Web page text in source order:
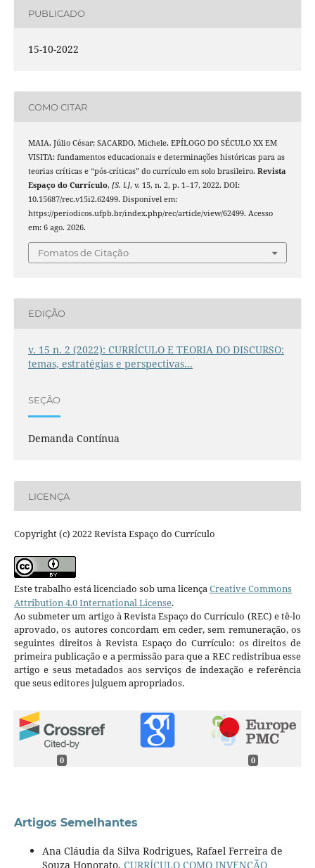
PUBLICADO
15-10-2022
COMO CITAR
MAIA, Júlio César; SACARDO, Michele. EPÍLOGO DO SÉCULO XX EM
VISITA: fundamentos educacionais e determinações históricas para as
teorias críticas e “pós-críticas” do currículo em solo brasileiro. Revista
Espaço do Currículo, [S. l.], v. 15, n. 2, p. 1–17, 2022. DOI:
10.15687/rec.v15i2.62499. Disponível em:
https://periodicos.ufpb.br/index.php/rec/article/view/62499. Acesso
em: 6 ago. 2026.
Fomatos de Citação
EDIÇÃO
v. 15 n. 2 (2022): CURRÍCULO E TEORIA DO DISCURSO:
temas, estratégias e perspectivas...
SEÇÃO
Demanda Contínua
LICENÇA
Copyright (c) 2022 Revista Espaço do Currículo
Este trabalho está licenciado sob uma licençaCreative Commons
Attribution 4.0 International License.
Ao submeter um artigo à Revista Espaço do Currículo (REC) e tê-lo
aprovado, os autores concordam em ceder, sem remuneração, os
seguintes direitos à Revista Espaço do Currículo: os direitos de
primeira publicação e a permissão para que a REC redistribua esse
artigo e seus metadados aos serviços de indexação e referência
que seus editores julguem apropriados.
0 0
Artigos Semelhantes
Ana Cláudia da Silva Rodrigues, Rafael Ferreira de
Souza Honorato, CURRÍCULO COMO INVENÇÃO